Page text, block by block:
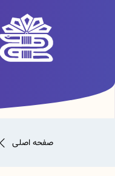
صفحه اصلی